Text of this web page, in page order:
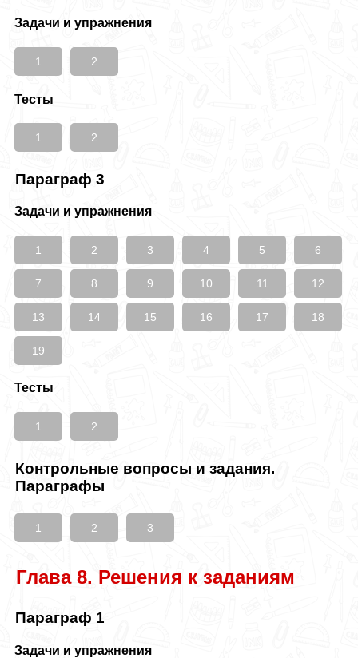
Задачи и упражнения
1 2
Тесты
1 2
Параграф 3
Задачи и упражнения
1 2 3 4 5 6
7 8 9 10 11 12
13 14 15 16 17 18
19
Тесты
1 2
Контрольные вопросы и задания.
Параграфы
1 2 3
Глава 8. Решения к заданиям
Параграф 1
Задачи и упражнения